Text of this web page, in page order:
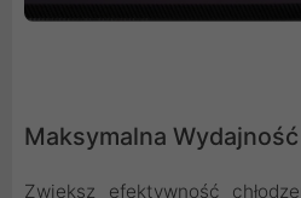
Maksymalna
Zwiększ efektywność